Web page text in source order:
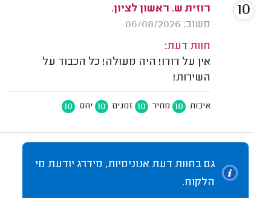
רוזית ש. ראשון לציון.
משוב: 06/08/2026
חוות דעת:
אין על דודו! היה מעולה! כל הכבוד על
השירות!
איכות 10 מחיר 10 זמנים 10 יחס 10
10
גם בחוות דעת אנונימיות, מידרג יודעת מי
הלקוח.